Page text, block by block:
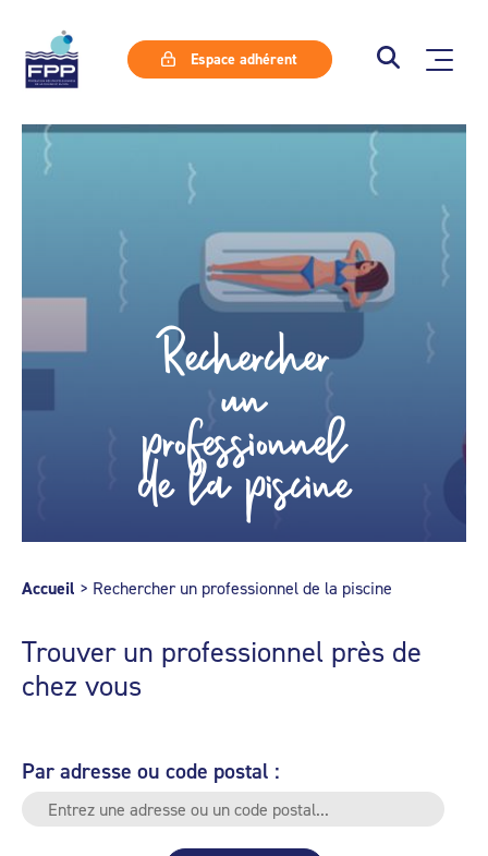
Espace adhérent
Rechercher
un
professionnel
de la piscine
Accueil > Rechercher un professionnel de la piscine
Trouver un professionnel près de
chez vous
Par adresse ou code postal :